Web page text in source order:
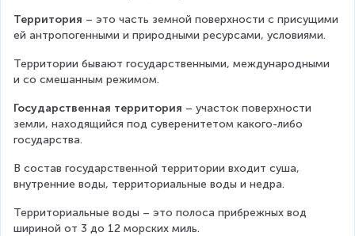
Территория – это часть земной поверхности с присущими
ей антропогенными и природными ресурсами, условиями.
Территории бывают государственными, международными
и со смешанным режимом.
Государственная территория – участок поверхности
земли, находящийся под суверенитетом какого-либо
государства.
В состав государственной территории входит суша,
внутренние воды, территориальные воды и недра.
Территориальные воды – это полоса прибрежных вод
шириной от 3 до 12 морских миль.